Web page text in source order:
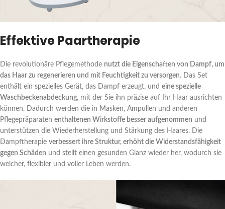
Effektive Paartherapie
Die revolutionäre Pflegemethode nutzt die Eigenschaften von Dampf, um
das Haar zu regenerieren und mit Feuchtigkeit zu versorgen. Das Set
enthält ein spezielles Gerät, das Dampf erzeugt, und eine spezielle
Waschbeckenabdeckung, mit der Sie ihn präzise auf Ihr Haar ausrichten
können. Dadurch werden die in Masken, Ampullen und anderen
Pflegepräparaten enthaltenen Wirkstoffe besser aufgenommen und
unterstützen die Wiederherstellung und Stärkung des Haares. Die
Dampftherapie verbessert ihre Struktur, erhöht die Widerstandsfähigkeit
gegen Schäden und stellt einen gesunden Glanz wieder her, wodurch sie
weicher, flexibler und voller Leben werden.